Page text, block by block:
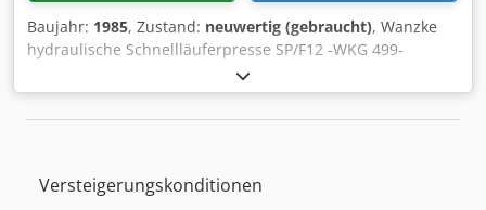
Baujahr: 1985, Zustand: neuwertig (gebraucht), Wanzke
hydraulische Schnellläuferpresse SP/F12 -WKG 499-
Angeboten wird hier eine hydraulische
Schnellläuferpresse der Firma Wanzke. Diese Presse
befindet sich in einem neuwertigen Zustand! Technische
Hauptantrieb: 1,5kW / 1,5kW Netzspannung: 380V 50Hz
Versteigerungskonditionen